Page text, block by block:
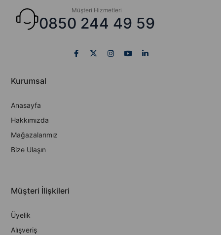
Müşteri Hizmetleri
0850 244 49 59
Kurumsal
Anasayfa
Hakkımızda
Mağazalarımız
Bize Ulaşın
Müşteri İlişkileri
Üyelik
Alışveriş